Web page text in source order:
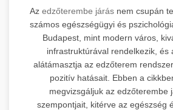
Az edzőterembe járás nem csupán
számos egészségügyi és
Budapest, mint modern város,
infrastruktúrával rendelkezik, és
alátámasztja az edzőterem
pozitív hatásait. Ebben a
megvizsgáljuk az edzőterembe
szempontjait, kitérve az egészség